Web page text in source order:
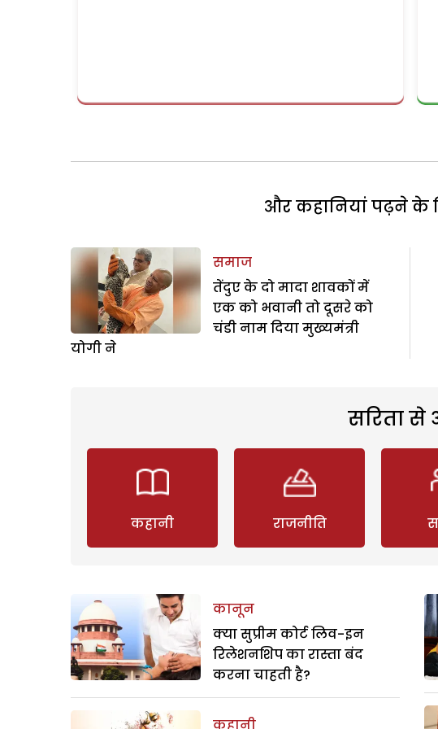
और कहानियां पढ़ने के
समाज
तेंदुए के दो मादा शावकों में
एक को भवानी तो दूसरे को
चंडी नाम दिया मुख्यमंत्री
योगी ने
सरिता से
कहानी राजनीति
कानून
क्या सुप्रीम कोर्ट लिव-इन
रिलेशनशिप का रास्ता बंद
करना चाहती है?
कहानी